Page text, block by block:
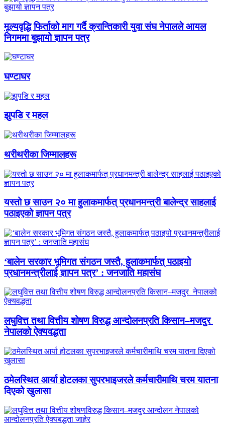
मूल्यवृद्धि फिर्ताको माग गर्दै क्रान्तिकारी युवा संघ नेपालले आयल
निगममा बुझायो ज्ञापन पत्र
घण्टाघर
झुपडि र महल
थरीथरीका जिम्मालहरू
यस्तो छ साउन २० मा हुलाकमार्फत् प्रधानमन्त्री बालेन्द्र साहलाई
पठाइएको ज्ञापन पत्र
‘बालेन सरकार भूमिगत संगठन जस्तै, हुलाकमार्फत् पठाइयो
प्रधानमन्त्रीलाई ज्ञापन पत्र’ : जनजाति महासंघ
लघुवित्त तथा वित्तीय शोषण विरुद्ध आन्दोलनप्रति किसान–मजदुर
नेपालको ऐक्यवद्धता
ठमेलस्थित आर्या होटलका सुपरभाइजरले कर्मचारीमाथि चरम यातना
दिएको खुलासा